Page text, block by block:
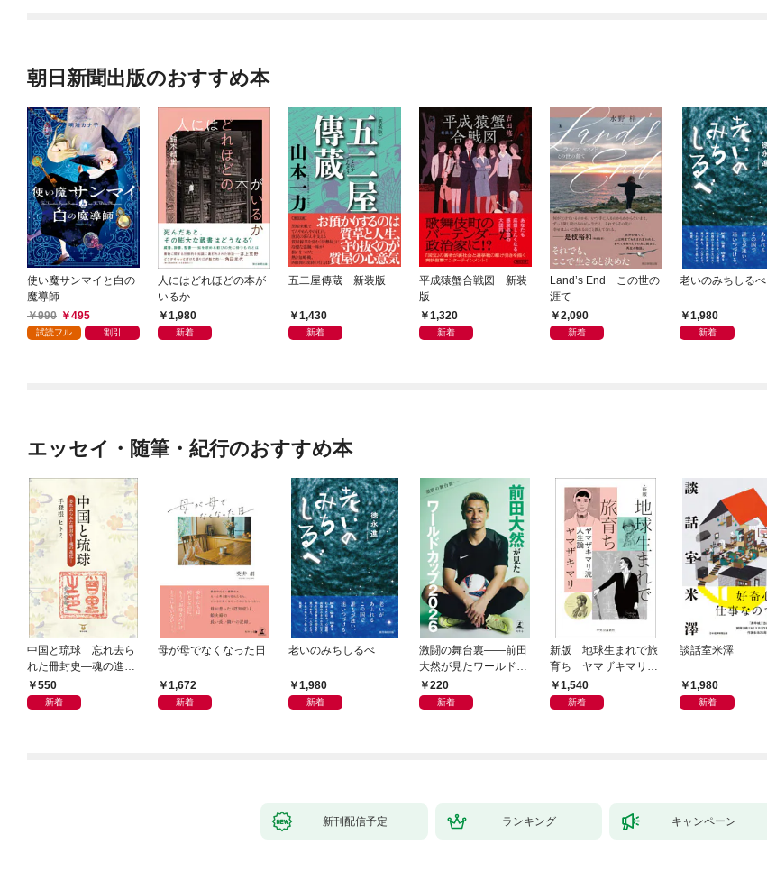
朝日新聞出版のおすすめ本
使い魔サンマイと白の
魔導師
990
495
試読フル 割引
人にはどれほどの本が
いるか
1,980
新着
五二屋傳蔵 新装版
1,430
新着
平成猿蟹合戦図 新装
版
1,320
新着
Land’s End この世の
涯て
2,090
新着
老いのみちしるべ
1,980
新着
エッセイ・随筆・紀行のおすすめ本
中国と琉球 忘れ去ら
れた冊封史―魂の進化
―550
新着
母が母でなくなった日
1,672
新着
老いのみちしるべ
1,980
新着
激闘の舞台裏――前田
大然が見たワールドカ
ップ2026
220
新着
新版 地球生まれで旅
育ち ヤマザキマリ流
人生論
1,540
新着
談話室米澤
1,980
新着
新刊配信予定 ランキング キャンペーン